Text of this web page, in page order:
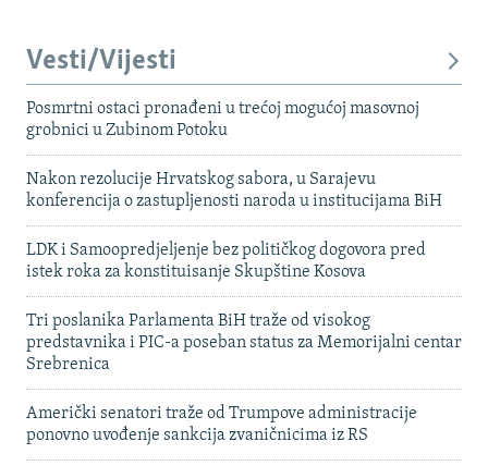
Vesti/Vijesti
Posmrtni ostaci pronađeni u trećoj mogućoj masovnoj
grobnici u Zubinom Potoku
Nakon rezolucije Hrvatskog sabora, u Sarajevu
konferencija o zastupljenosti naroda u institucijama BiH
LDK i Samoopredjeljenje bez političkog dogovora pred
istek roka za konstituisanje Skupštine Kosova
Tri poslanika Parlamenta BiH traže od visokog
predstavnika i PIC-a poseban status za Memorijalni centar
Srebrenica
Američki senatori traže od Trumpove administracije
ponovno uvođenje sankcija zvaničnicima iz RS